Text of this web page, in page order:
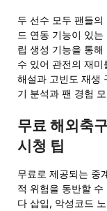
두 선수 모두 팬들
드 연동 기능이 있
립 생성 기능을 통
수 있어 관전의 재
해설과 고빈도 재생
기 분석과 팬 경험
무료 해외축
시청 팁
무료로 제공되는 중
적 위험을 동반할
다 삽입, 악성코드